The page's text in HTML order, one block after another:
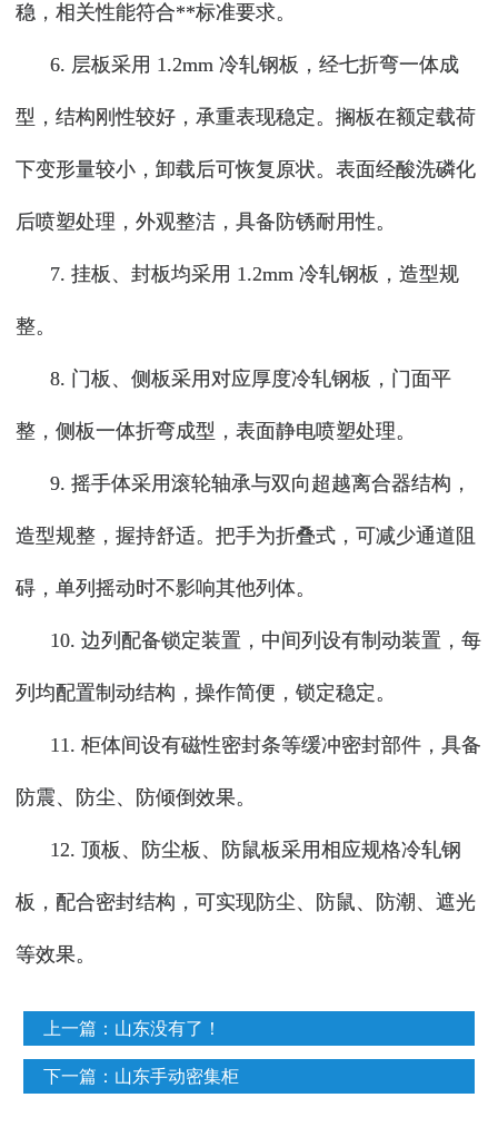
稳，相关性能符合**标准要求。
6. 层板采用 1.2mm 冷轧钢板，经七折弯一体成
型，结构刚性较好，承重表现稳定。搁板在额定载荷
下变形量较小，卸载后可恢复原状。表面经酸洗磷化
后喷塑处理，外观整洁，具备防锈耐用性。
7. 挂板、封板均采用 1.2mm 冷轧钢板，造型规
整。
8. 门板、侧板采用对应厚度冷轧钢板，门面平
整，侧板一体折弯成型，表面静电喷塑处理。
9. 摇手体采用滚轮轴承与双向超越离合器结构，
造型规整，握持舒适。把手为折叠式，可减少通道阻
碍，单列摇动时不影响其他列体。
10. 边列配备锁定装置，中间列设有制动装置，每
列均配置制动结构，操作简便，锁定稳定。
11. 柜体间设有磁性密封条等缓冲密封部件，具备
防震、防尘、防倾倒效果。
12. 顶板、防尘板、防鼠板采用相应规格冷轧钢
板，配合密封结构，可实现防尘、防鼠、防潮、遮光
等效果。
上一篇： 山东没有了！
下一篇： 山东手动密集柜